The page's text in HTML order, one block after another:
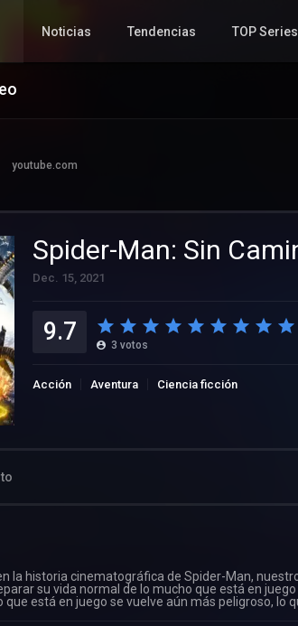
Noticias Tendencias TOP Series
youtube.com
Spider-Man: Sin
Dec. 15, 2021
9.7 3 votos
Acción Aventura Ciencia ficción
la historia cinematográfica de Spider-Man,
su vida normal de lo mucho que está en
que está en juego se vuelve aún más peligroso, lo